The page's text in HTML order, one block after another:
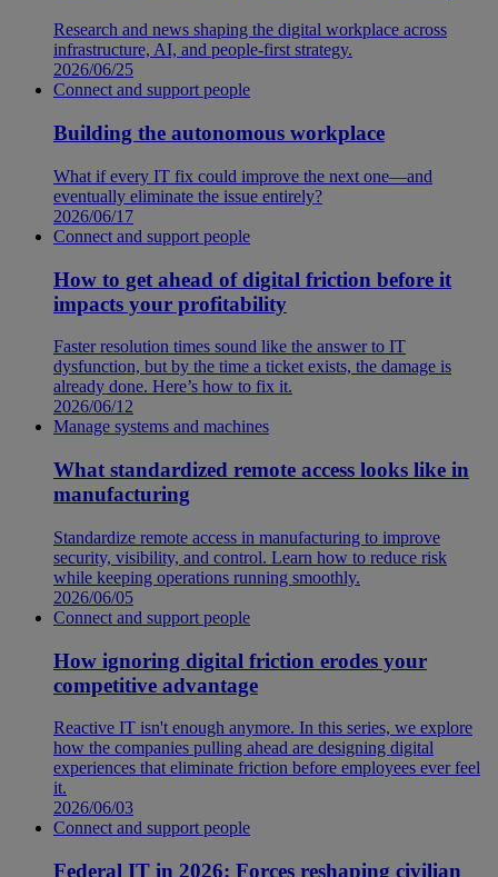
Research and news shaping the digital workplace across
infrastructure, AI, and people-first strategy.
2026/06/25
Connect and support people
Building the autonomous workplace
What if every IT fix could improve the next one—and
eventually eliminate the issue entirely?
2026/06/17
Connect and support people
How to get ahead of digital friction before it
impacts your profitability
Faster resolution times sound like the answer to IT
dysfunction, but by the time a ticket exists, the damage is
already done. Here’s how to fix it.
2026/06/12
Manage systems and machines
What standardized remote access looks like in
manufacturing
Standardize remote access in manufacturing to improve
security, visibility, and control. Learn how to reduce risk
while keeping operations running smoothly.
2026/06/05
Connect and support people
How ignoring digital friction erodes your
competitive advantage
Reactive IT isn't enough anymore. In this series, we explore
how the companies pulling ahead are designing digital
experiences that eliminate friction before employees ever feel
it.
2026/06/03
Connect and support people
Federal IT in 2026: Forces reshaping civilian